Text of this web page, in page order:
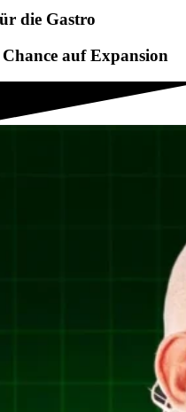
die Gastro
auf Expansion